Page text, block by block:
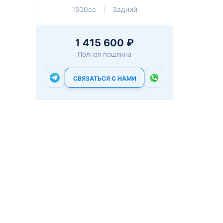
1500cc Задний
1 415 600 ₽
Полная пошлина
СВЯЗАТЬСЯ С НАМИ